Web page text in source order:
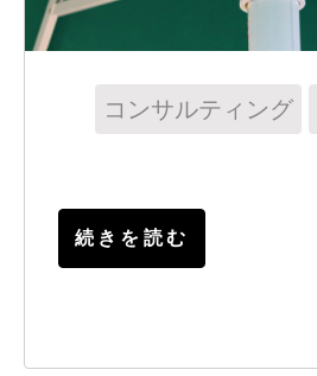
コンサルティング
続きを読む